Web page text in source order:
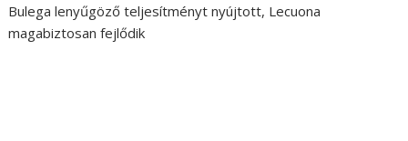
Bulega lenyűgöző teljesítményt nyújtott, Lecuona
magabiztosan fejlődik